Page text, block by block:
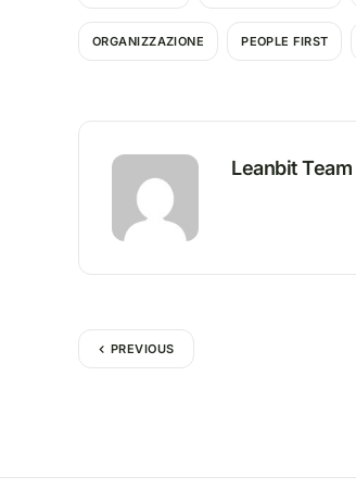
ORGANIZZAZIONE PEOPLE FIRST
Leanbit Team
PREVIOUS